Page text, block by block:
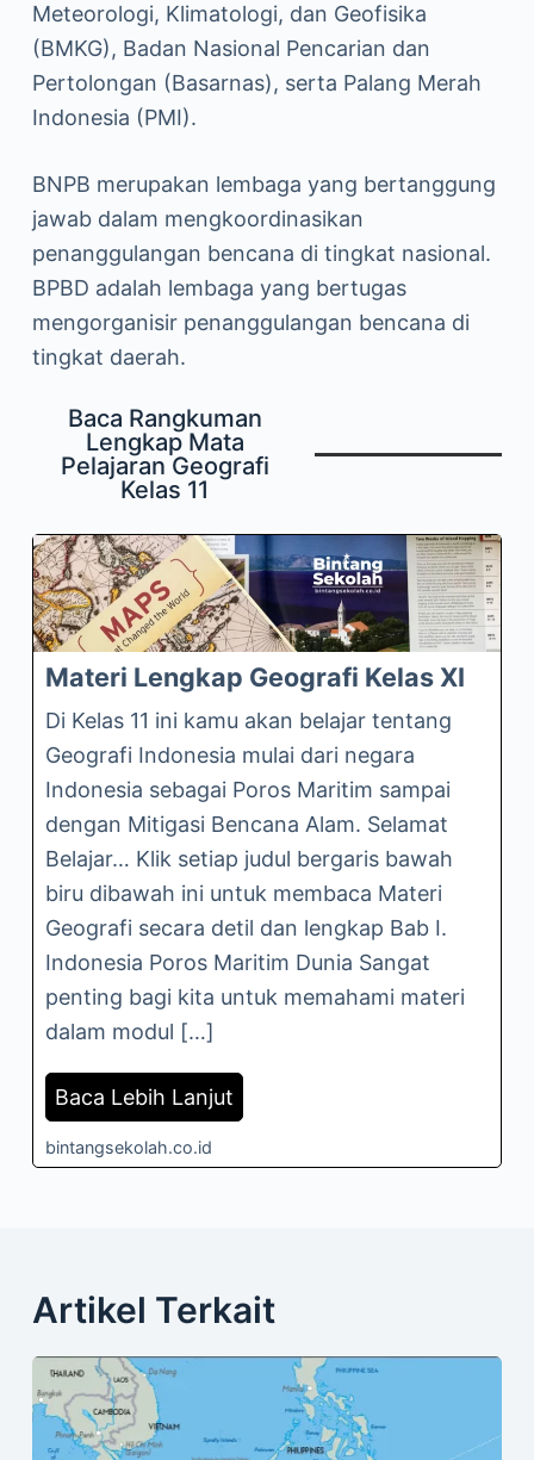
Meteorologi, Klimatologi, dan Geofisika
(BMKG), Badan Nasional Pencarian dan
Pertolongan (Basarnas), serta Palang Merah
Indonesia (PMI).
BNPB merupakan lembaga yang bertanggung
jawab dalam mengkoordinasikan
penanggulangan bencana di tingkat nasional.
BPBD adalah lembaga yang bertugas
mengorganisir penanggulangan bencana di
tingkat daerah.
Baca Rangkuman
Lengkap Mata
Pelajaran Geografi
Kelas 11
Materi Lengkap Geografi Kelas XI
Di Kelas 11 ini kamu akan belajar tentang
Geografi Indonesia mulai dari negara
Indonesia sebagai Poros Maritim sampai
dengan Mitigasi Bencana Alam. Selamat
Belajar… Klik setiap judul bergaris bawah
biru dibawah ini untuk membaca Materi
Geografi secara detil dan lengkap Bab I.
Indonesia Poros Maritim Dunia Sangat
penting bagi kita untuk memahami materi
dalam modul […]
Baca Lebih Lanjut
bintangsekolah.co.id
Artikel Terkait